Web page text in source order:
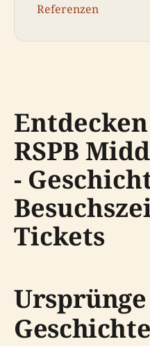
Referenzen
RSPB
-
Tickets
Geschichte